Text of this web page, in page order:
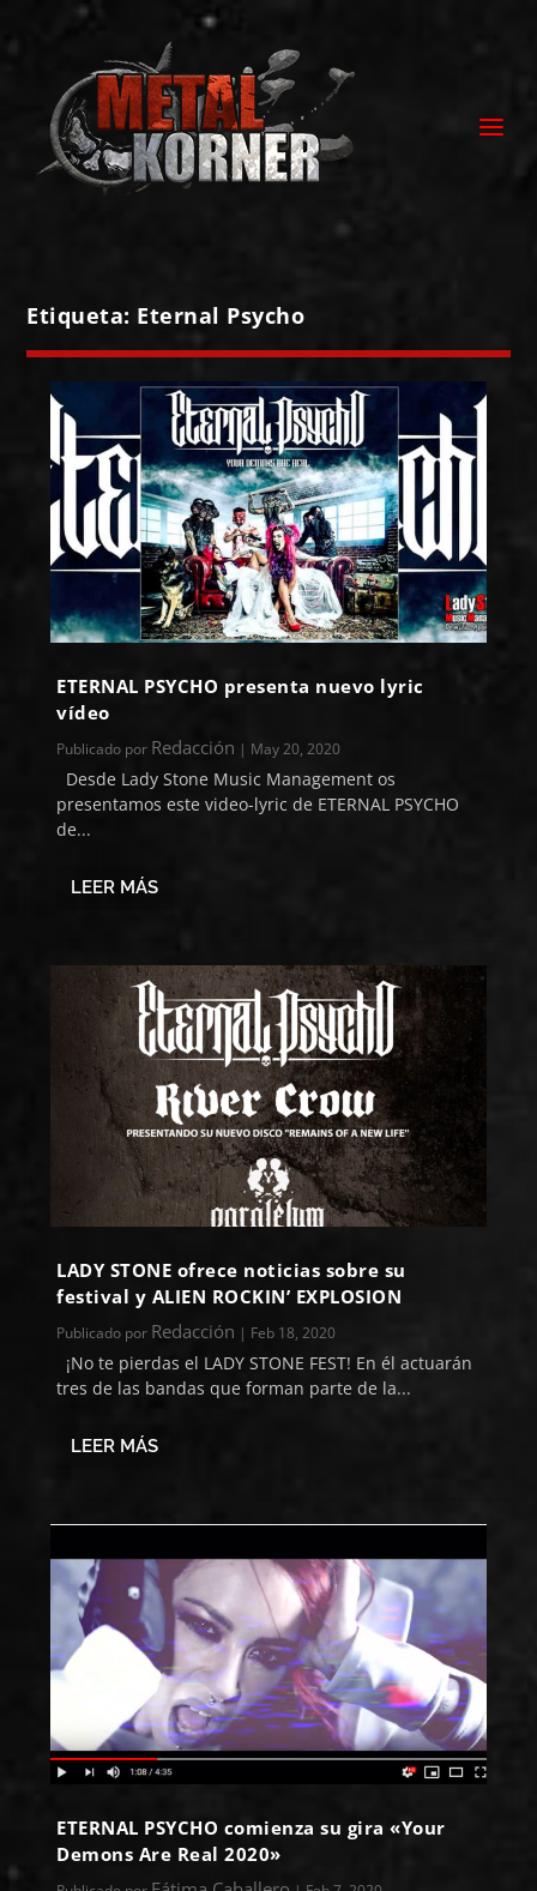
Etiqueta: Eternal Psycho
ETERNAL PSYCHO presenta nuevo lyric
vídeo
Publicado por Redacción | May 20, 2020
Desde Lady Stone Music Management os
presentamos este video-lyric de ETERNAL PSYCHO
de...
LEER MÁS
LADY STONE ofrece noticias sobre su
festival y ALIEN ROCKIN’ EXPLOSION
Publicado por Redacción | Feb 18, 2020
¡No te pierdas el LADY STONE FEST! En él actuarán
tres de las bandas que forman parte de la...
LEER MÁS
ETERNAL PSYCHO comienza su gira «Your
Demons Are Real 2020»